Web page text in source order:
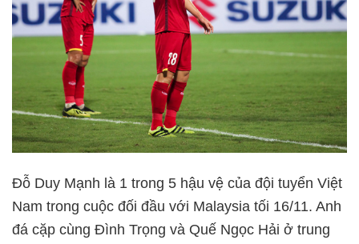
Đỗ Duy Mạnh là 1 trong 5 hậu vệ của đội tuyển Việt
Nam trong cuộc đối đầu với Malaysia tối 16/11. Anh
đá cặp cùng Đình Trọng và Quế Ngọc Hải ở trung